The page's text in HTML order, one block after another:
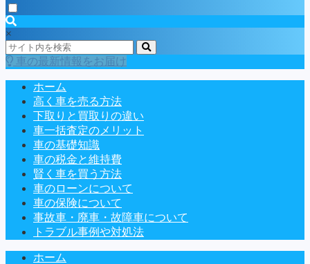
×
車の最新情報をお届け
ホーム
高く車を売る方法
下取りと買取りの違い
車一括査定のメリット
車の基礎知識
車の税金と維持費
賢く車を買う方法
車のローンについて
車の保険について
事故車・廃車・故障車について
トラブル事例や対処法
ホーム